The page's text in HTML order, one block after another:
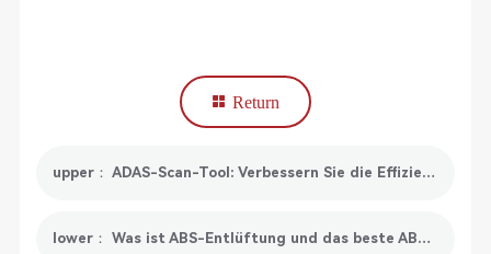
Return
upper： ADAS-Scan-Tool: Verbessern Sie die Effizienz der Fehlererkennung
lower： Was ist ABS-Entlüftung und das beste ABS-Bremsentlüftungs-Diagnosetool